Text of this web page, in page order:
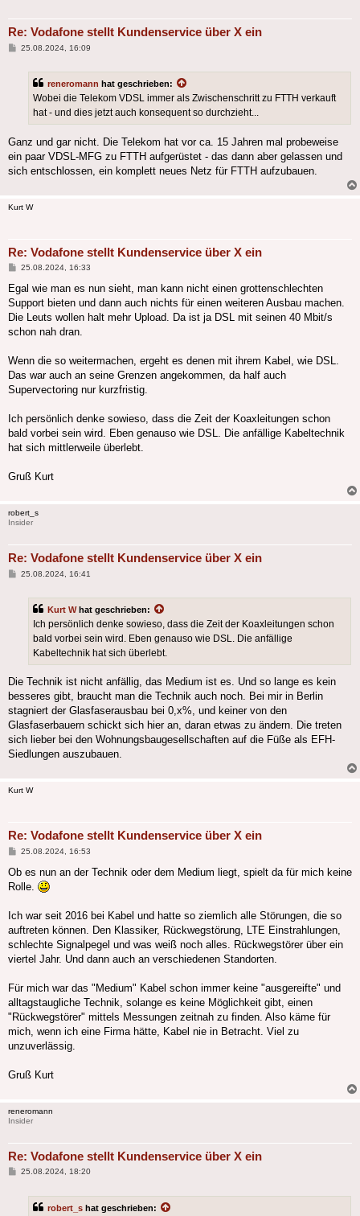
Re: Vodafone stellt Kundenservice über X ein
Beitrag
25.08.2024, 16:09
reneromann hat geschrieben:
Wobei die Telekom VDSL immer als Zwischenschritt zu FTTH verkauft
hat - und dies jetzt auch konsequent so durchzieht...
Ganz und gar nicht. Die Telekom hat vor ca. 15 Jahren mal probeweise
ein paar VDSL-MFG zu FTTH aufgerüstet - das dann aber gelassen und
sich entschlossen, ein komplett neues Netz für FTTH aufzubauen.
Kurt W
Re: Vodafone stellt Kundenservice über X ein
Beitrag
25.08.2024, 16:33
Egal wie man es nun sieht, man kann nicht einen grottenschlechten
Support bieten und dann auch nichts für einen weiteren Ausbau machen.
Die Leuts wollen halt mehr Upload. Da ist ja DSL mit seinen 40 Mbit/s
schon nah dran.
Wenn die so weitermachen, ergeht es denen mit ihrem Kabel, wie DSL.
Das war auch an seine Grenzen angekommen, da half auch
Supervectoring nur kurzfristig.
Ich persönlich denke sowieso, dass die Zeit der Koaxleitungen schon
bald vorbei sein wird. Eben genauso wie DSL. Die anfällige Kabeltechnik
hat sich mittlerweile überlebt.
Gruß Kurt
robert_s
Insider
Re: Vodafone stellt Kundenservice über X ein
Beitrag
25.08.2024, 16:41
Kurt What geschrieben:
Ich persönlich denke sowieso, dass die Zeit der Koaxleitungen schon
bald vorbei sein wird. Eben genauso wie DSL. Die anfällige
Kabeltechnik hat sich überlebt.
Die Technik ist nicht anfällig, das Medium ist es. Und so lange es kein
besseres gibt, braucht man die Technik auch noch. Bei mir in Berlin
stagniert der Glasfaserausbau bei 0,x%, und keiner von den
Glasfaserbauern schickt sich hier an, daran etwas zu ändern. Die treten
sich lieber bei den Wohnungsbaugesellschaften auf die Füße als EFH-
Siedlungen auszubauen.
Kurt W
Re: Vodafone stellt Kundenservice über X ein
Beitrag
25.08.2024, 16:53
Ob es nun an der Technik oder dem Medium liegt, spielt da für mich keine
Rolle.
Ich war seit 2016 bei Kabel und hatte so ziemlich alle Störungen, die so
auftreten können. Den Klassiker, Rückwegstörung, LTE Einstrahlungen,
schlechte Signalpegel und was weiß noch alles. Rückwegstörer über ein
viertel Jahr. Und dann auch an verschiedenen Standorten.
Für mich war das "Medium" Kabel schon immer keine "ausgereifte" und
alltagstaugliche Technik, solange es keine Möglichkeit gibt, einen
"Rückwegstörer" mittels Messungen zeitnah zu finden. Also käme für
mich, wenn ich eine Firma hätte, Kabel nie in Betracht. Viel zu
unzuverlässig.
Gruß Kurt
reneromann
Insider
Re: Vodafone stellt Kundenservice über X ein
Beitrag
25.08.2024, 18:20
robert_s hat geschrieben: